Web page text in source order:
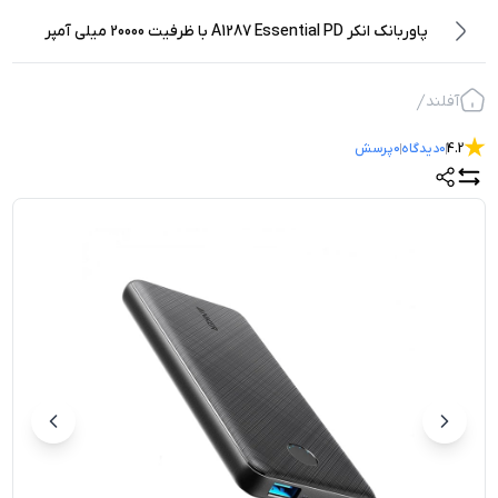
پاوربانک انکر A1287 Essential PD با ظرفیت 20000 میلی آمپر
آفلند
4.2
0دیدگاه0پرسش